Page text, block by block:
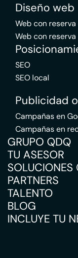
Diseño web
Web con
Web con
SEO
SEO local
Publicidad
Campañas en
Campañas en
GRUPO QDQ
TU ASESOR
SOLUCIONES
PARTNERS
TALENTO
BLOG
INCLUYE TU